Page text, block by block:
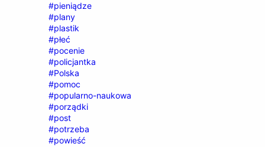
#pieniądze
#plany
#plastik
#płeć
#pocenie
#policjantka
#Polska
#pomoc
#popularno-naukowa
#porządki
#post
#potrzeba
#powieść